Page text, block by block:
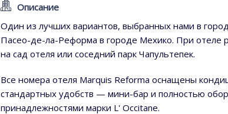
Описание
Один из лучших вариантов, выбранных нами в
Пасео-де-ла-Реформа в городе Мехико. При отеле
на сад отеля или соседний парк Чапультепек.
Все номера отеля Marquis Reforma оснащены
стандартных удобств — мини-бар и полностью
принадлежностями марки L' Occitane.